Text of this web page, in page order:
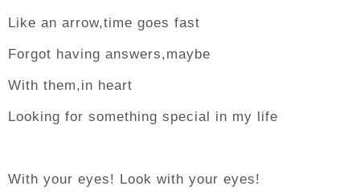
Like an arrow,time goes fast
Forgot having answers,maybe
With them,in heart
Looking for something special in my life
With your eyes! Look with your eyes!